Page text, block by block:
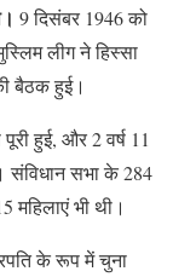
। 9 दिसंबर 1946 को
लीग ने हिस्सा
बैठक हुई।
हुई, और 2 वर्ष 11
संविधान सभा के 284
महिलाएं भी थी।
के रूप में चुना